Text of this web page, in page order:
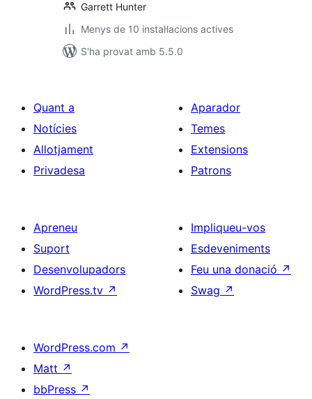
Garrett Hunter
Menys de 10 instal·lacions actives
S'ha provat amb 5.5.0
Quant a
Notícies
Allotjament
Privadesa
Aparador
Temes
Extensions
Patrons
Apreneu
Suport
Desenvolupadors
WordPress.tv ↗
Impliqueu-vos
Esdeveniments
Feu una donació ↗
Swag ↗
WordPress.com ↗
Matt ↗
bbPress ↗